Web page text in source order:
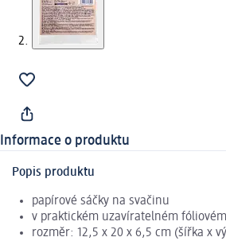
Informace o produktu
Popis produktu
papírové sáčky na svačinu
v praktickém uzavíratelném
rozměr: 12,5 x 20 x 6,5 cm (šířka x